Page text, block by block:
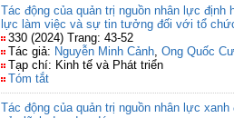
Tác động của quản trị nguồn nhân lực
lực làm việc và sự tin tưởng đối với tổ
330 (2024) Trang: 43-52
Tác giả: Nguyễn Minh Cảnh, Ong Quốc
Tạp chí: Kinh tế và Phát triển
Tóm tắt
Tác động của quản trị nguồn nhân lực